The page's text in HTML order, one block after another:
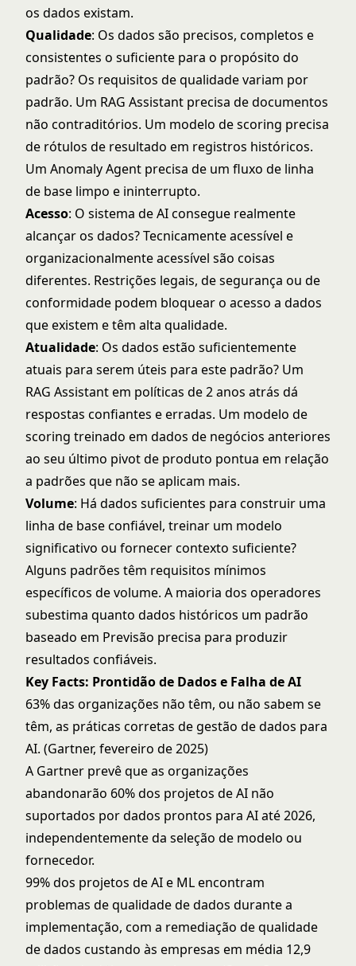
os dados existam.
Qualidade: Os dados são precisos, completos e
consistentes o suficiente para o propósito do
padrão? Os requisitos de qualidade variam por
padrão. Um RAG Assistant precisa de documentos
não contraditórios. Um modelo de scoring precisa
de rótulos de resultado em registros históricos.
Um Anomaly Agent precisa de um fluxo de linha
de base limpo e ininterrupto.
Acesso: O sistema de AI consegue realmente
alcançar os dados? Tecnicamente acessível e
organizacionalmente acessível são coisas
diferentes. Restrições legais, de segurança ou de
conformidade podem bloquear o acesso a dados
que existem e têm alta qualidade.
Atualidade: Os dados estão suficientemente
atuais para serem úteis para este padrão? Um
RAG Assistant em políticas de 2 anos atrás dá
respostas confiantes e erradas. Um modelo de
scoring treinado em dados de negócios anteriores
ao seu último pivot de produto pontua em relação
a padrões que não se aplicam mais.
Volume: Há dados suficientes para construir uma
linha de base confiável, treinar um modelo
significativo ou fornecer contexto suficiente?
Alguns padrões têm requisitos mínimos
específicos de volume. A maioria dos operadores
subestima quanto dados históricos um padrão
baseado em Previsão precisa para produzir
resultados confiáveis.
Key Facts: Prontidão de Dados e Falha de AI
63% das organizações não têm, ou não sabem se
têm, as práticas corretas de gestão de dados para
AI. (Gartner, fevereiro de 2025)
A Gartner prevê que as organizações
abandonarão 60% dos projetos de AI não
suportados por dados prontos para AI até 2026,
independentemente da seleção de modelo ou
fornecedor.
99% dos projetos de AI e ML encontram
problemas de qualidade de dados durante a
implementação, com a remediação de qualidade
de dados custando às empresas em média 12,9